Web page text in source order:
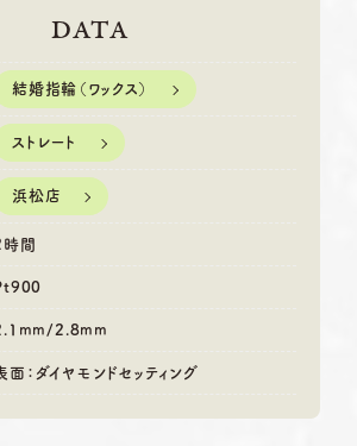
DATA
結婚指輪（ワックス）
ストレート
浜松店
時間
2.8mm
面：ダイヤモンドセッティング